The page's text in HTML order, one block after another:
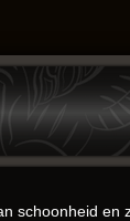
schoonheid en